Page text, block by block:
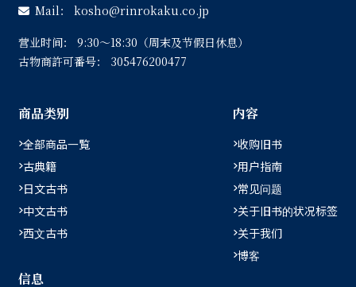
Mail：
kosho
rinrokaku.co.jp
营业时间：
9:30〜18:30（周末及节假日休息）
古物商許可番号：
305476200477
商品类别
全部商品一覧
古典籍
日文古书
中文古书
西文古书
内容
收购旧书
用户指南
常见问题
关于旧书的状况标签
关于我们
博客
信息